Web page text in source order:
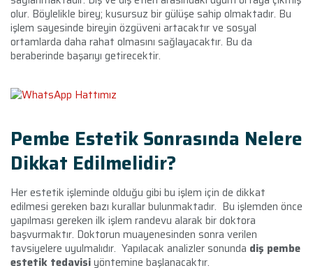
olur. Böylelikle birey; kusursuz bir gülüşe sahip olmaktadır. Bu
işlem sayesinde bireyin özgüveni artacaktır ve sosyal
ortamlarda daha rahat olmasını sağlayacaktır. Bu da
beraberinde başarıyı getirecektir.
Pembe Estetik Sonrasında Nelere
Dikkat Edilmelidir?
Her estetik işleminde olduğu gibi bu işlem için de dikkat
edilmesi gereken bazı kurallar bulunmaktadır. Bu işlemden önce
yapılması gereken ilk işlem randevu alarak bir doktora
başvurmaktır. Doktorun muayenesinden sonra verilen
tavsiyelere uyulmalıdır. Yapılacak analizler sonunda diş pembe
estetik tedavisiyöntemine başlanacaktır.